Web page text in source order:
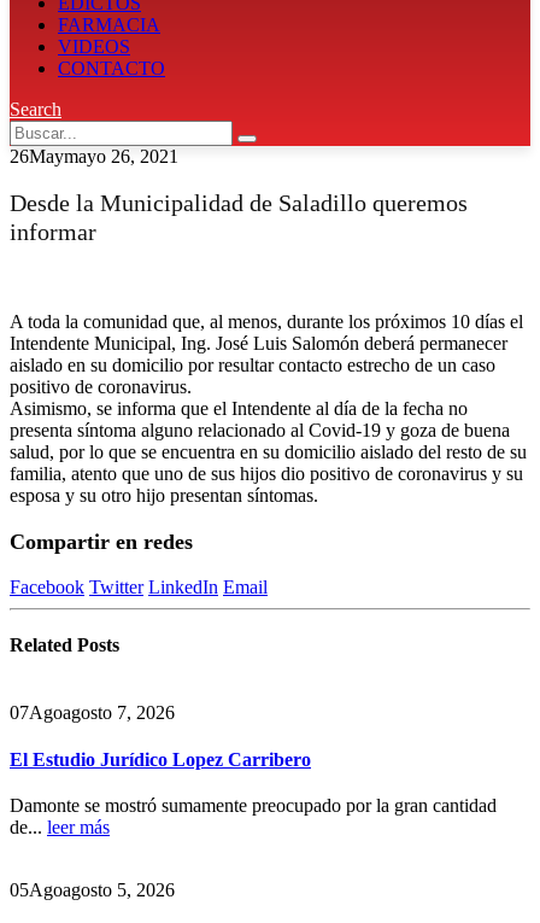
FARMACIA
VIDEOS
CONTACTO
Search
26Maymayo 26, 2021
Desde la Municipalidad de Saladillo queremos
informar
A toda la comunidad que, al menos, durante los próximos 10 días el
Intendente Municipal, Ing. José Luis Salomón deberá permanecer
aislado en su domicilio por resultar contacto estrecho de un caso
positivo de coronavirus.
Asimismo, se informa que el Intendente al día de la fecha no
presenta síntoma alguno relacionado al Covid-19 y goza de buena
salud, por lo que se encuentra en su domicilio aislado del resto de su
familia, atento que uno de sus hijos dio positivo de coronavirus y su
esposa y su otro hijo presentan síntomas.
Compartir en redes
Facebook Twitter LinkedIn Email
Related Posts
07Agoagosto 7, 2026
El Estudio Jurídico Lopez Carribero
Damonte se mostró sumamente preocupado por la gran cantidad
de... leer más
05Agoagosto 5, 2026